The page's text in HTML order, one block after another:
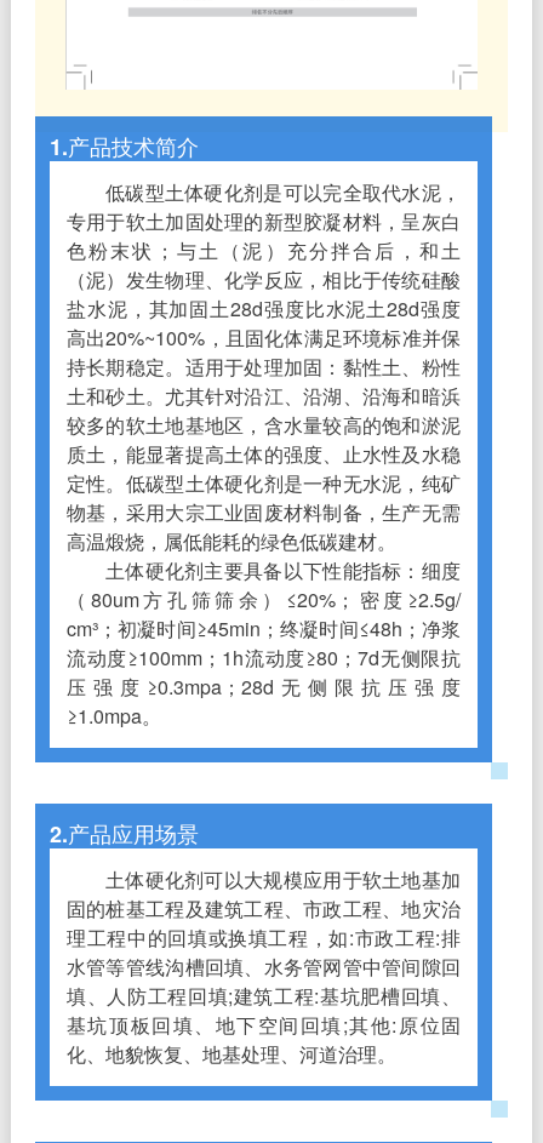
1.产品技术简介
低碳型土体硬化剂是可以完全取代水泥，
专用于软土加固处理的新型胶凝材料，呈灰白
色粉末状；与土（泥）充分拌合后，和土
（泥）发生物理、化学反应，相比于传统硅酸
盐水泥，其加固土28d强度比水泥土28d强度
高出20%~100%，且固化体满足环境标准并保
持长期稳定。适用于处理加固：黏性土、粉性
土和砂土。尤其针对沿江、沿湖、沿海和暗浜
较多的软土地基地区，含水量较高的饱和淤泥
质土，能显著提高土体的强度、止水性及水稳
定性。低碳型土体硬化剂是一种无水泥，纯矿
物基，采用大宗工业固废材料制备，生产无需
高温煅烧，属低能耗的绿色低碳建材。
土体硬化剂主要具备以下性能指标：细度
（80um方孔筛筛余）≤20%；密度≥2.5g/‌
cm³‌；初凝时间≥45min；终凝时间≤48h；净浆
流动度≥100mm；1h流动度≥80；7d无侧限抗
压强度≥0.3mpa；28d无侧限抗压强度
≥1.0mpa。
2.产品应用场景
土体硬化剂可以大规模应用于软土地基加
固的桩基工程及建筑工程、市政工程、地灾治
理工程中的回填或换填工程，如:市政工程:排
水管等管线沟槽回填、水务管网管中管间隙回
填、人防工程回填;建筑工程:基坑肥槽回填、
基坑顶板回填、地下空间回填;其他:原位固
化、地貌恢复、地基处理、河道治理。